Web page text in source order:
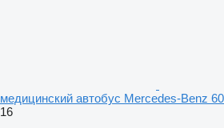
медицинский автобус Mercedes-Benz
16